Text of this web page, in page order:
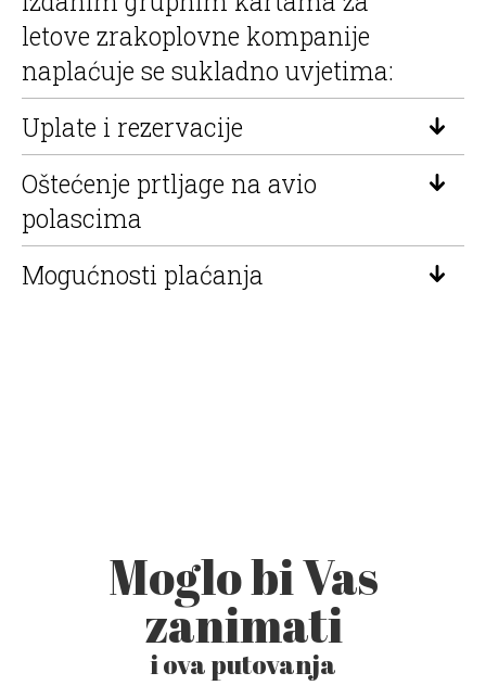
letove zrakoplovne kompanije
naplaćuje se sukladno uvjetima:
Uplate i rezervacije
Oštećenje prtljage na avio
polascima
Mogućnosti plaćanja
Moglo bi Vas
zanimati
i ova putovanja